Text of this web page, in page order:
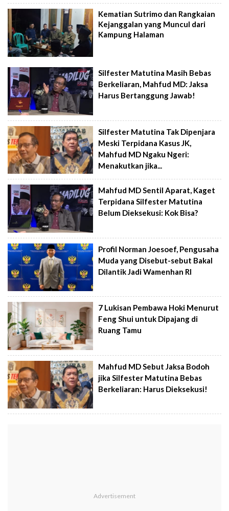
Kematian Sutrimo dan Rangkaian
Kejanggalan yang Muncul dari
Kampung Halaman
Silfester Matutina Masih Bebas
Berkeliaran, Mahfud MD: Jaksa
Harus Bertanggung Jawab!
Silfester Matutina Tak Dipenjara
Meski Terpidana Kasus JK,
Mahfud MD Ngaku Ngeri:
Menakutkan jika...
Mahfud MD Sentil Aparat, Kaget
Terpidana Silfester Matutina
Belum Dieksekusi: Kok Bisa?
Profil Norman Joesoef, Pengusaha
Muda yang Disebut-sebut Bakal
Dilantik Jadi Wamenhan RI
7 Lukisan Pembawa Hoki Menurut
Feng Shui untuk Dipajang di
Ruang Tamu
Mahfud MD Sebut Jaksa Bodoh
jika Silfester Matutina Bebas
Berkeliaran: Harus Dieksekusi!